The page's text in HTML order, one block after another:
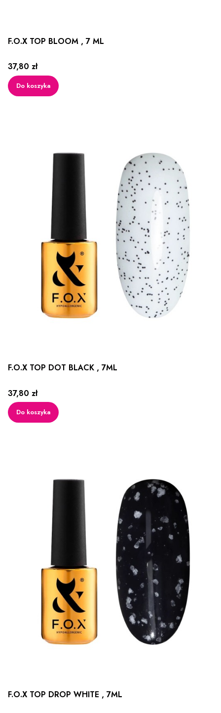
F.O.X TOP BLOOM , 7 ML
Cena
37,80 zł
Do koszyka
F.O.X TOP DOT BLACK , 7ML
Cena
37,80 zł
Do koszyka
F.O.X TOP DROP WHITE , 7ML